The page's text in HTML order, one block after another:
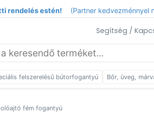
rendelés estén! (Partner kedvezménnyel
Segítség /
felszerelésű bútorfogantyú Bőr, üveg,
fém fogantyú